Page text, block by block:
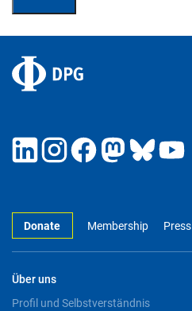
Donate Membership Press
Über uns
Profil und Selbstverständnis